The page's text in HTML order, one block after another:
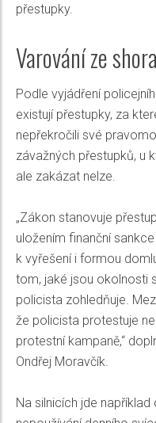
přestupky.
Varování ze shora
Podle vyjádření
existují přestupky, za
nepřekročili své
závažných přestupků, u
ale zakázat nelze.
„Zákon stanovuje
uložením finanční
k vyřešení i formou
tom, jaké jsou okolnosti
policista zohledňuje.
že policista protestuje
protestní kampaně,“
Ondřej Moravčík.
Na silnicích jde